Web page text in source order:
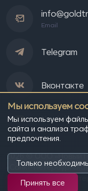
Мы используем
Мы используем
сайта и анализа
предпочтения.
Только
Принять все
Email
Telegram
Вконтакте
Youtube
2026 © ООО «Новый
«Санкт-
“Всемирный клуб